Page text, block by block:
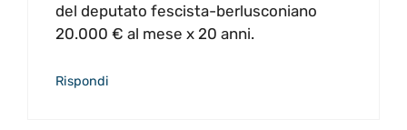
del deputato fescista-berlusconiano
20.000 € al mese x 20 anni.
Rispondi